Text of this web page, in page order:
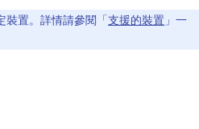
裝置。詳情請參閱「 支援的裝置 」一